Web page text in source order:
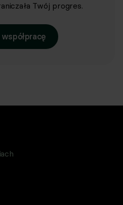
Twój progres.